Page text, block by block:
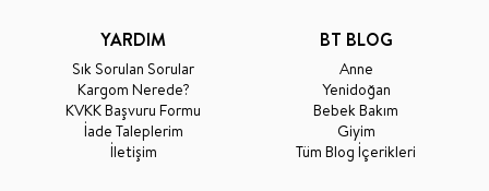
YARDIM
Sık Sorulan Sorular
Kargom Nerede?
KVKK Başvuru Formu
İade Taleplerim
İletişim
BT BLOG
Anne
Yenidoğan
Bebek Bakım
Giyim
Tüm Blog İçerikleri